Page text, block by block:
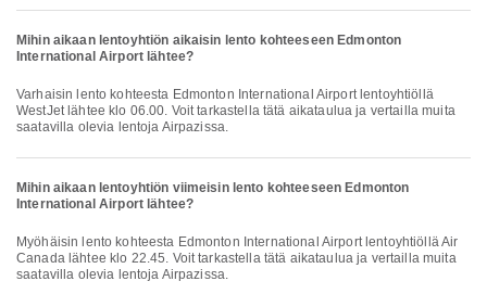
Mihin aikaan lentoyhtiön aikaisin lento kohteeseen Edmonton
International Airport lähtee?
Varhaisin lento kohteesta Edmonton International Airport lentoyhtiöllä
WestJet lähtee klo 06.00. Voit tarkastella tätä aikataulua ja vertailla muita
saatavilla olevia lentoja Airpazissa.
Mihin aikaan lentoyhtiön viimeisin lento kohteeseen Edmonton
International Airport lähtee?
Myöhäisin lento kohteesta Edmonton International Airport lentoyhtiöllä Air
Canada lähtee klo 22.45. Voit tarkastella tätä aikataulua ja vertailla muita
saatavilla olevia lentoja Airpazissa.